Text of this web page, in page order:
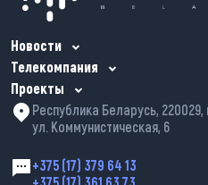
Новости
Телекомпания
Проекты
Республика Беларусь, 220029,
ул. Коммунистическая, 6
+375 (17) 379 64 13